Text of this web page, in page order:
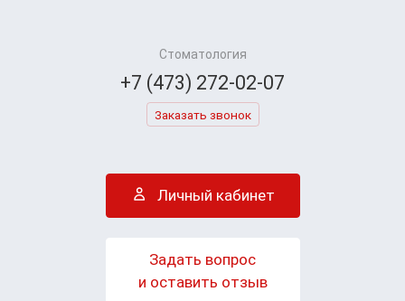
Стоматология
+7 (473) 272-02-07
Заказать звонок
Личный кабинет
Задать вопрос
и оставить отзыв